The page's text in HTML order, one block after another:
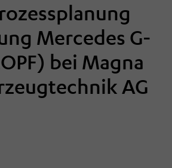
Mercedes G-
bei Magna
AG